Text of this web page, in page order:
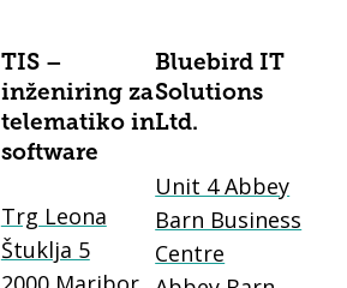
TIS –
inženiring za
telematiko in
software
Trg Leona
Štuklja 5
Bluebird IT
Solutions
Ltd.
Unit 4 Abbey
Barn Business
Centre